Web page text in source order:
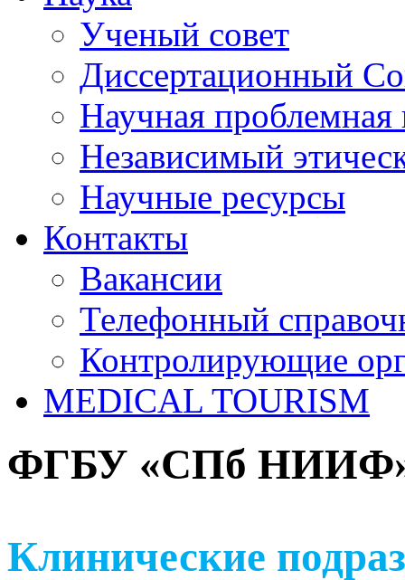
Ученый совет
Диссертационный
Научная проблемная
Независимый
Научные ресурсы
Контакты
Вакансии
Телефонный
Контролирующие
MEDICAL TOURISM
ФГБУ «СПб НИИФ»
Клинические